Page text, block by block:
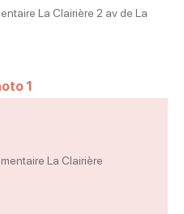
La Clairière 2 av de La
Photo 1
La Clairière